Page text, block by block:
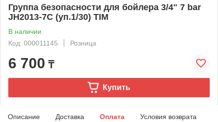
Группа безопасности для бойлера 3/4" 7 bar
JH2013-7C (уп.1/30) TIM
В наличии
Код: 000011145
Розница
6 700 ₸
Купить
Описание Доставка Оплата Условия возврата